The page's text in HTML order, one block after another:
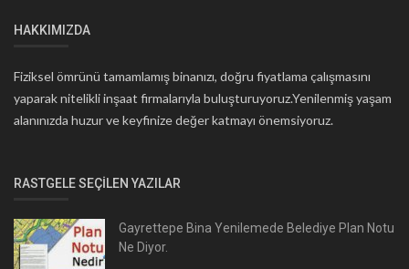
HAKKIMIZDA
Fiziksel ömrünü tamamlamış binanızı, doğru fiyatlama çalışmasını
yaparak nitelikli inşaat firmalarıyla buluşturuyoruz.Yenilenmiş yaşam
alanınızda huzur ve keyfinize değer katmayı önemsiyoruz.
RASTGELE SEÇILEN YAZILAR
Gayrettepe Bina Yenilemede Belediye Plan Notu
Ne Diyor.